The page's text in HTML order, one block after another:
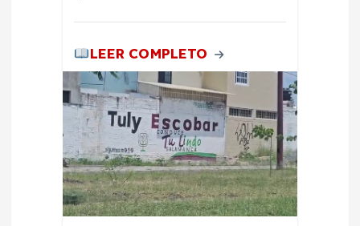
LEER COMPLETO